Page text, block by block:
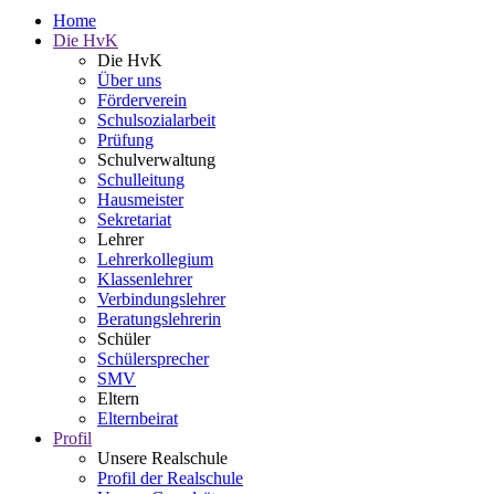
Home
Die HvK
Die HvK
Über uns
Förderverein
Schulsozialarbeit
Prüfung
Schulverwaltung
Schulleitung
Hausmeister
Sekretariat
Lehrer
Lehrerkollegium
Klassenlehrer
Verbindungslehrer
Beratungslehrerin
Schüler
Schülersprecher
SMV
Eltern
Elternbeirat
Profil
Unsere Realschule
Profil der Realschule